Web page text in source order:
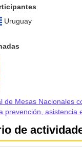
Uruguay
de Mesas Nacionales
prevención, asistencia
de